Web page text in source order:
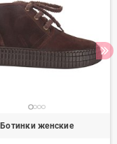
Ботинки женские